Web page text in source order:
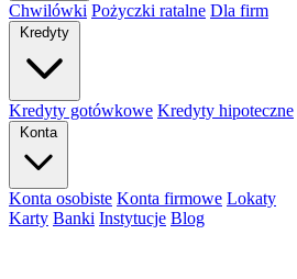
Chwilówki Pożyczki ratalne Dla firm
Kredyty
Kredyty gotówkowe Kredyty hipoteczne
Konta
Konta osobiste Konta firmowe Lokaty
Karty Banki Instytucje Blog